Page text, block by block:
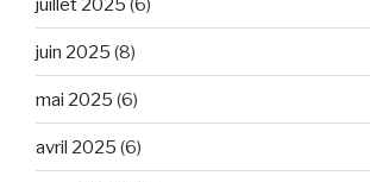
juillet 2025 (6)
juin 2025 (8)
mai 2025 (6)
avril 2025 (6)